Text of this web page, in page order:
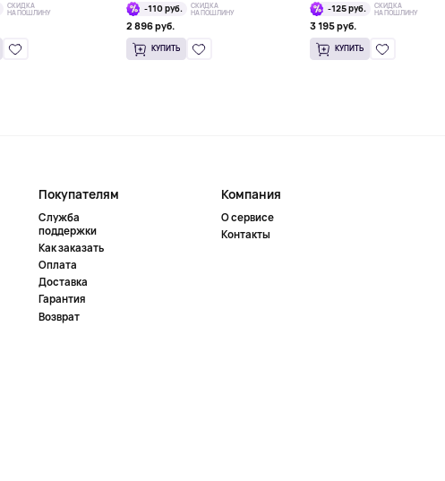
СКИДКА
НА ПОШЛИНУ
-110 руб.
СКИДКА
НА ПОШЛИНУ
2 896 руб.
КУПИТЬ
-125 руб.
СКИДКА
НА ПОШЛИНУ
3 195 руб.
КУПИТЬ
Покупателям
Служба
поддержки
Как заказать
Оплата
Доставка
Гарантия
Возврат
Компания
О сервисе
Контакты